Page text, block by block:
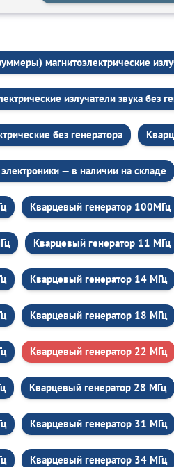
магнитоэлектрические
излучатели звука без
без генератора
— в наличии на складе
Кварцевый генератор 100МГц
Кварцевый генератор 11 МГц
Кварцевый генератор 14 МГц
Кварцевый генератор 18 МГц
Кварцевый генератор 22 МГц
Кварцевый генератор 28 МГц
Кварцевый генератор 31 МГц
Кварцевый генератор 34 МГц